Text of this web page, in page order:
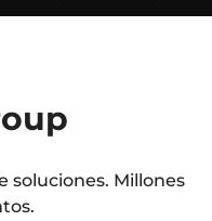
soluciones. Millones